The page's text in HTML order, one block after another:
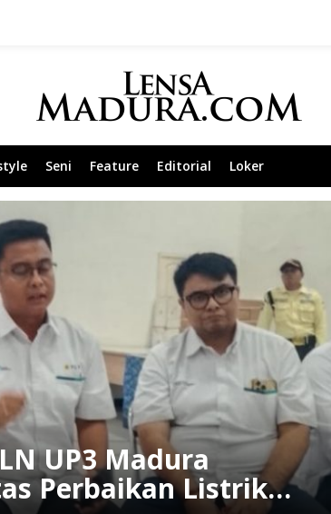
Seni Feature Editorial Loker
UP3 Madura
Perbaikan Listrik